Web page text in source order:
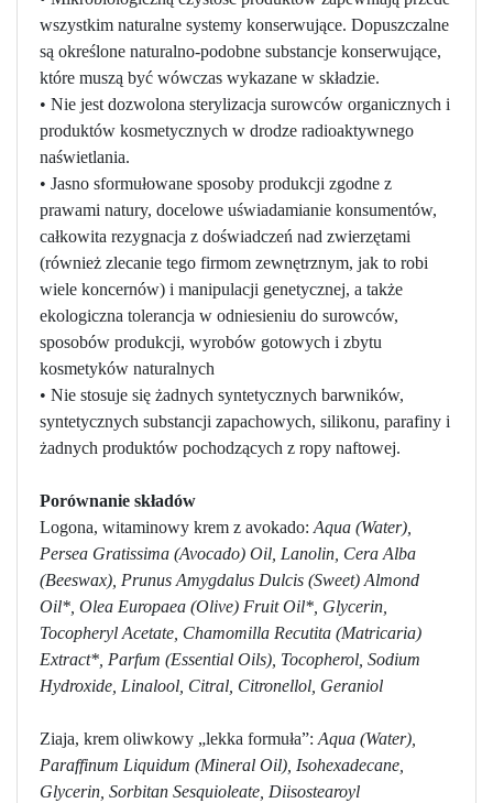
wszystkim naturalne systemy konserwujące. Dopuszczalne
są określone naturalno-podobne substancje konserwujące,
które muszą być wówczas wykazane w składzie.
• Nie jest dozwolona sterylizacja surowców organicznych i
produktów kosmetycznych w drodze radioaktywnego
naświetlania.
• Jasno sformułowane sposoby produkcji zgodne z
prawami natury, docelowe uświadamianie konsumentów,
całkowita rezygnacja z doświadczeń nad zwierzętami
(również zlecanie tego firmom zewnętrznym, jak to robi
wiele koncernów) i manipulacji genetycznej, a także
ekologiczna tolerancja w odniesieniu do surowców,
sposobów produkcji, wyrobów gotowych i zbytu
kosmetyków naturalnych
• Nie stosuje się żadnych syntetycznych barwników,
syntetycznych substancji zapachowych, silikonu, parafiny i
żadnych produktów pochodzących z ropy naftowej.
Porównanie składów
Logona, witaminowy krem z avokado:Aqua (Water),
Persea Gratissima (Avocado) Oil, Lanolin, Cera Alba
(Beeswax), Prunus Amygdalus Dulcis (Sweet) Almond
Oil*, Olea Europaea (Olive) Fruit Oil*, Glycerin,
Tocopheryl Acetate, Chamomilla Recutita (Matricaria)
Extract*, Parfum (Essential Oils), Tocopherol, Sodium
Hydroxide, Linalool, Citral, Citronellol, Geraniol
Ziaja, krem oliwkowy „lekka formuła”:Aqua (Water),
Paraffinum Liquidum (Mineral Oil), Isohexadecane,
Glycerin, Sorbitan Sesquioleate, Diisostearoyl